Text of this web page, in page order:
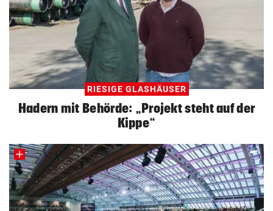
RIESIGE GLASHÄUSER
Hadern mit Behörde: „Projekt steht auf der
Kippe“